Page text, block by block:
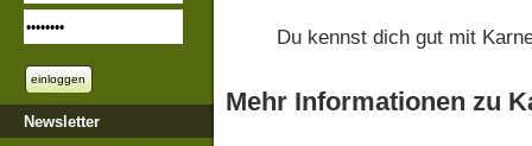
Newsletter
Du kennst dich gut mit
Mehr Informationen zu